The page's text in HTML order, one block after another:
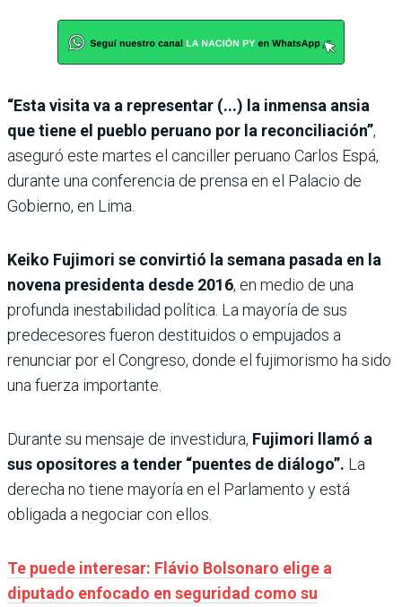
“Esta visita va a representar (...) la inmensa ansia
que tiene el pueblo peruano por la reconciliación”,
aseguró este martes el canciller peruano Carlos Espá,
durante una conferencia de prensa en el Palacio de
Gobierno, en Lima.
Keiko Fujimori se convirtió la semana pasada en la
novena presidenta desde 2016, en medio de una
profunda inestabilidad política. La mayoría de sus
predecesores fueron destituidos o empujados a
renunciar por el Congreso, donde el fujimorismo ha sido
una fuerza importante.
Durante su mensaje de investidura, Fujimori llamó a
sus opositores a tender “puentes de diálogo”. La
derecha no tiene mayoría en el Parlamento y está
obligada a negociar con ellos.
Te puede interesar: Flávio Bolsonaro elige a
diputado enfocado en seguridad como su